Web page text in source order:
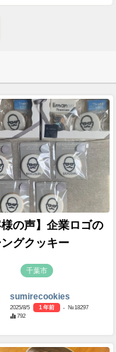
様の声】企業ロゴの
グクッキー
千葉市
sumirecookies
2025/8/5 1 年前
- №18297
792